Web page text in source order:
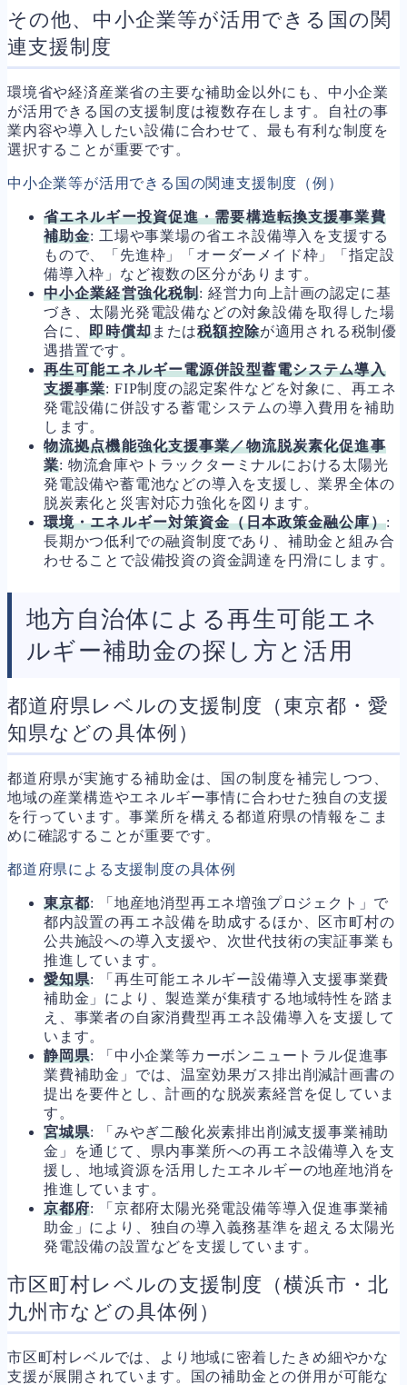
その他、中小企業等が活用できる国の関
連支援制度
環境省や経済産業省の主要な補助金以外にも、中小企業
が活用できる国の支援制度は複数存在します。自社の事
業内容や導入したい設備に合わせて、最も有利な制度を
選択することが重要です。
中小企業等が活用できる国の関連支援制度（例）
省エネルギー投資促進・需要構造転換支援事業費
補助金: 工場や事業場の省エネ設備導入を支援する
もので、「先進枠」「オーダーメイド枠」「指定設
備導入枠」など複数の区分があります。
中小企業経営強化税制: 経営力向上計画の認定に基
づき、太陽光発電設備などの対象設備を取得した場
合に、即時償却または税額控除が適用される税制優
遇措置です。
再生可能エネルギー電源併設型蓄電システム導入
支援事業: FIP制度の認定案件などを対象に、再エネ
発電設備に併設する蓄電システムの導入費用を補助
します。
物流拠点機能強化支援事業／物流脱炭素化促進事
業: 物流倉庫やトラックターミナルにおける太陽光
発電設備や蓄電池などの導入を支援し、業界全体の
脱炭素化と災害対応力強化を図ります。
環境・エネルギー対策資金（日本政策金融公庫）:
長期かつ低利での融資制度であり、補助金と組み合
わせることで設備投資の資金調達を円滑にします。
地方自治体による再生可能エネ
ルギー補助金の探し方と活用
都道府県レベルの支援制度（東京都・愛
知県などの具体例）
都道府県が実施する補助金は、国の制度を補完しつつ、
地域の産業構造やエネルギー事情に合わせた独自の支援
を行っています。事業所を構える都道府県の情報をこま
めに確認することが重要です。
都道府県による支援制度の具体例
東京都: 「地産地消型再エネ増強プロジェクト」で
都内設置の再エネ設備を助成するほか、区市町村の
公共施設への導入支援や、次世代技術の実証事業も
推進しています。
愛知県: 「再生可能エネルギー設備導入支援事業費
補助金」により、製造業が集積する地域特性を踏ま
え、事業者の自家消費型再エネ設備導入を支援して
います。
静岡県: 「中小企業等カーボンニュートラル促進事
業費補助金」では、温室効果ガス排出削減計画書の
提出を要件とし、計画的な脱炭素経営を促していま
す。
宮城県: 「みやぎ二酸化炭素排出削減支援事業補助
金」を通じて、県内事業所への再エネ設備導入を支
援し、地域資源を活用したエネルギーの地産地消を
推進しています。
京都府: 「京都府太陽光発電設備等導入促進事業補
助金」により、独自の導入義務基準を超える太陽光
発電設備の設置などを支援しています。
市区町村レベルの支援制度（横浜市・北
九州市などの具体例）
市区町村レベルでは、より地域に密着したきめ細やかな
支援が展開されています。国の補助金との併用が可能な